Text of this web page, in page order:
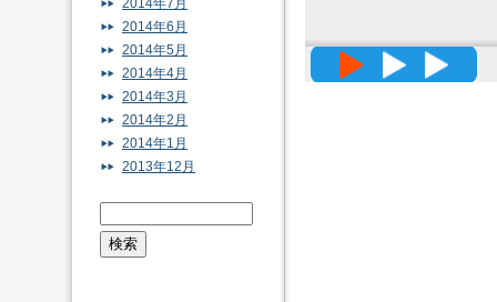
高精度メ
2014年7月
2014年6月
2014年5月
2014年4月
2014年3月
2014年2月
2014年1月
2013年12月